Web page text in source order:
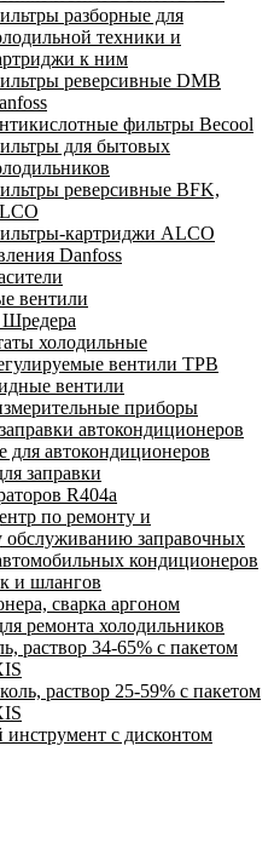
разборные для
техники и
к ним
реверсивные DMB
фильтры Becool
для бытовых
реверсивные BFK,
картриджи ALCO
Danfoss
вентили
холодильные
вентили ТРВ
вентили
приборы
автокондиционеров
для автокондиционеров
заправки
R404a
по ремонту и
обслуживанию заправочных
кондиционеров
и шлангов
сварка аргоном
ремонта холодильников
раствор 34-65% с пакетом
раствор 25-59% с пакетом
с дисконтом